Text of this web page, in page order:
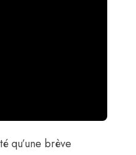
qu’une brève